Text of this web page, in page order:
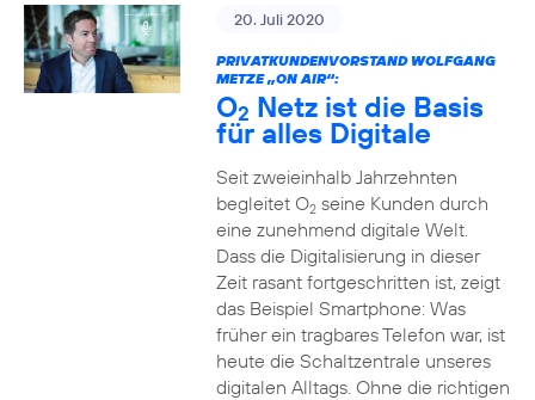
20. Juli 2020
PRIVATKUNDENVORSTAND WOLFGANG
METZE „ON AIR“:
O2 Netz ist die Basis
für alles Digitale
Seit zweieinhalb Jahrzehnten
begleitet O2seine Kunden durch
eine zunehmend digitale Welt.
Dass die Digitalisierung in dieser
Zeit rasant fortgeschritten ist, zeigt
das Beispiel Smartphone: Was
früher ein tragbares Telefon war, ist
heute die Schaltzentrale unseres
digitalen Alltags. Ohne die richtigen